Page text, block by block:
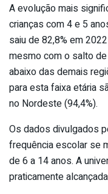
A evolução mais
crianças com 4 e 5
saiu de 82,8% em
mesmo com o salto
abaixo das demais
para esta faixa etária
no Nordeste (94,4%).
Os dados divulgados
frequência escolar se
de 6 a 14 anos. A
praticamente